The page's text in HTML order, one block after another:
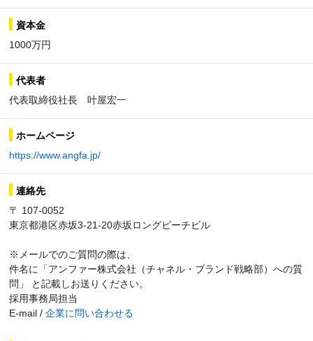
資本金
1000万円
代表者
代表取締役社長 叶屋宏一
ホームページ
https://www.angfa.jp/
連絡先
〒 107-0052
東京都港区赤坂3-21-20赤坂ロングビーチビル
※メールでのご質問の際は、
件名に「アンファー株式会社（チャネル・ブランド戦略部）への質
問」 と記載しお送りください。
採用事務局担当
E-mail / 企業に問い合わせる